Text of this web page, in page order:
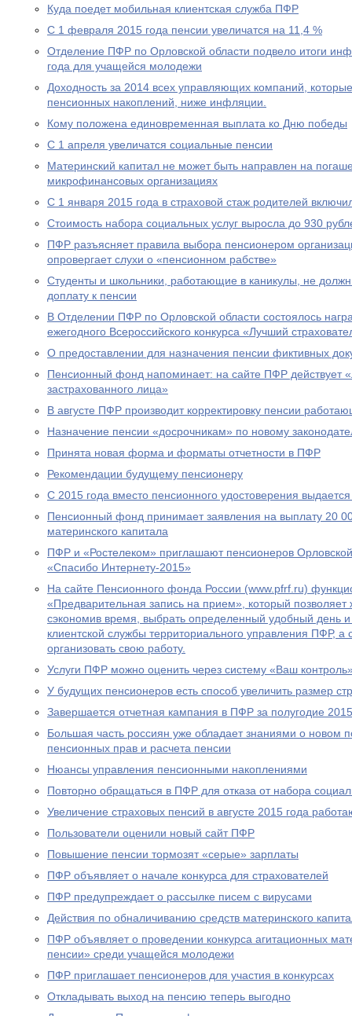
Куда поедет мобильная клиентская служба ПФР
С 1 февраля 2015 года пенсии увеличатся на 11,4 %
Отделение ПФР по Орловской области подвело итоги
года для учащейся молодежи
Доходность за 2014 всех управляющих компаний,
пенсионных накоплений, ниже инфляции.
Кому положена единовременная выплата ко Дню победы
С 1 апреля увеличатся социальные пенсии
Материнский капитал не может быть направлен на
микрофинансовых организациях
С 1 января 2015 года в страховой стаж родителей
Стоимость набора социальных услуг выросла до 930
ПФР разъясняет правила выбора пенсионером
опровергает слухи о «пенсионном рабстве»
Студенты и школьники, работающие в каникулы, не
доплату к пенсии
В Отделении ПФР по Орловской области состоялось
ежегодного Всероссийского конкурса «Лучший
О предоставлении для назначения пенсии фиктивных
Пенсионный фонд напоминает: на сайте ПФР действует
застрахованного лица»
В августе ПФР производит корректировку пенсии
Назначение пенсии «досрочникам» по новому
Принята новая форма и форматы отчетности в ПФР
Рекомендации будущему пенсионеру
С 2015 года вместо пенсионного удостоверения выдается
Пенсионный фонд принимает заявления на выплату 20
материнского капитала
ПФР и «Ростелеком» приглашают пенсионеров Орловской
«Спасибо Интернету-2015»
На сайте Пенсионного фонда России (www.pfrf.ru)
«Предварительная запись на прием», который
сэкономив время, выбрать определенный удобный день
клиентской службы территориального управления ПФР,
организовать свою работу.
Услуги ПФР можно оценить через систему «Ваш
У будущих пенсионеров есть способ увеличить размер
Завершается отчетная кампания в ПФР за полугодие
Большая часть россиян уже обладает знаниями о новом
пенсионных прав и расчета пенсии
Нюансы управления пенсионными накоплениями
Повторно обращаться в ПФР для отказа от набора
Увеличение страховых пенсий в августе 2015 года
Пользователи оценили новый сайт ПФР
Повышение пенсии тормозят «серые» зарплаты
ПФР объявляет о начале конкурса для страхователей
ПФР предупреждает о рассылке писем с вирусами
Действия по обналичиванию средств материнского
ПФР объявляет о проведении конкурса агитационных
пенсии» среди учащейся молодежи
ПФР приглашает пенсионеров для участия в конкурсах
Откладывать выход на пенсию теперь выгодно